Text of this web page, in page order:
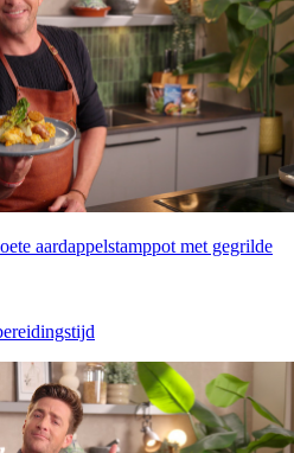
aardappelstamppot met gegrilde